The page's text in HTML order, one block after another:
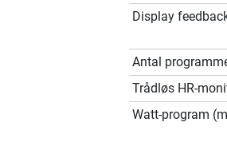
Display
Antal
Trådløs HR-
Watt-program